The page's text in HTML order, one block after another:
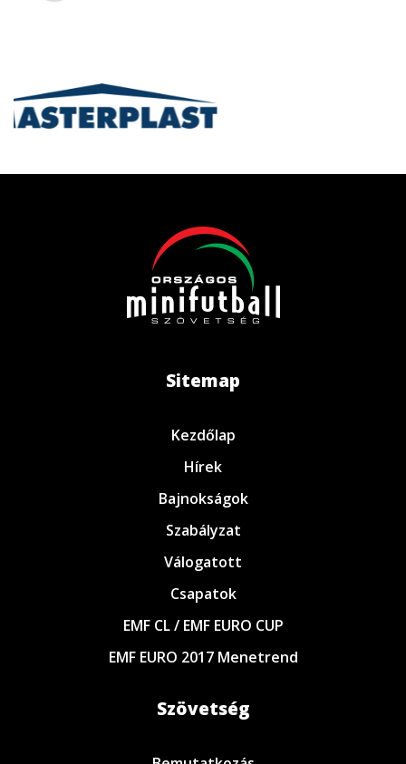
Sitemap
Kezdőlap
Hírek
Bajnokságok
Szabályzat
Válogatott
Csapatok
EMF CL / EMF EURO CUP
EMF EURO 2017 Menetrend
Szövetség